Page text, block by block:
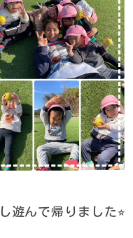
遊んで帰りました⭐︎